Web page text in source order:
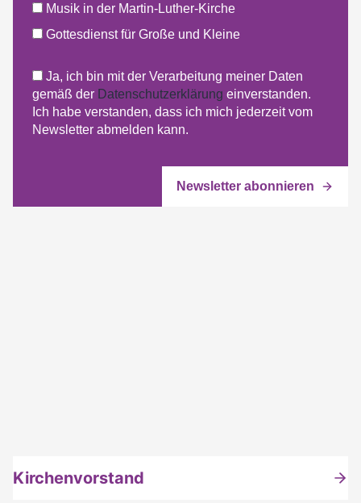
Musik in der Martin-Luther-Kirche
Gottesdienst für Große und Kleine
Ja, ich bin mit der Verarbeitung meiner Daten
gemäß der Datenschutzerklärung einverstanden.
Ich habe verstanden, dass ich mich jederzeit vom
Newsletter abmelden kann.
Kirchenvorstand